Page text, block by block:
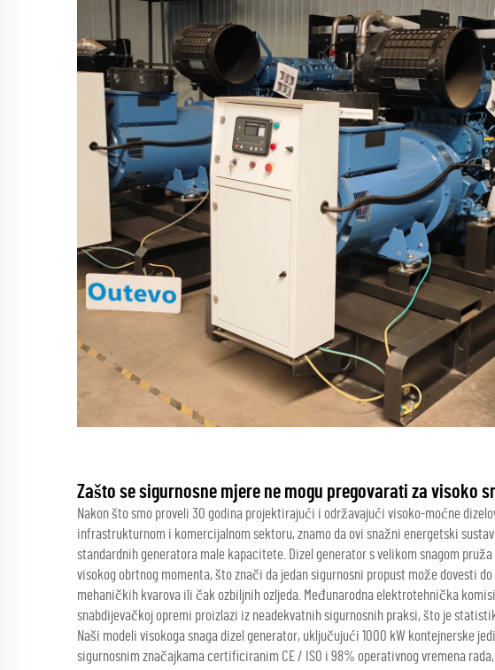
Zašto se sigurnosne mjere ne mogu pregovarati za visoko
Nakon što smo proveli 30 godina projektirajući i održavajući visoko-moćne
infrastrukturnom i komercijalnom sektoru, znamo da ovi snažni energetski
standardnih generatora male kapacitete. Dizel generator s velikom snagom
visokog obrtnog momenta, što znači da jedan sigurnosni propust može dovesti
mehaničkih kvarova ili čak ozbiljnih ozljeda. Međunarodna elektrotehnička
snabdijevačkoj opremi proizlazi iz neadekvatnih sigurnosnih praksi, što je
Naši modeli visokoga snaga dizel generator, uključujući 1000 kW kontejnerske
sigurnosnim značajkama certificiranim CE / ISO i 98% operativnog vremena